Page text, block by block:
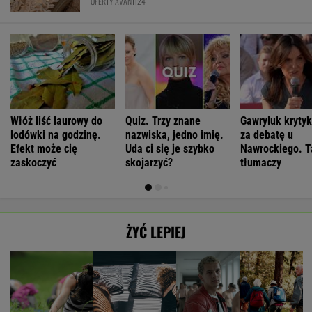
Włóż liść laurowy do
lodówki na godzinę.
Efekt może cię
zaskoczyć
Quiz. Trzy znane
nazwiska, jedno imię.
Uda ci się je szybko
skojarzyć?
Gawryluk
za debatę u
Nawrockiego.
tłumaczy
ŻYĆ LEPIEJ